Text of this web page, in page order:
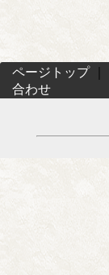
ページトップ｜
合わせ